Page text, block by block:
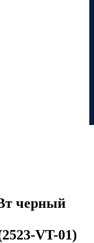
черный
VT-01)